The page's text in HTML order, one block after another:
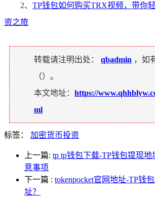
2、 TP钱包如何购买TRX视频，带你
资之旅
转载请注明出处： qbadmin ，如
（）。
本文地址： https://
ml
标签： 加密货币投资
上一篇: tp tp钱包下载-TP钱包提现
意事项
下一篇 : tokenpocket官网地址-TP钱
址？